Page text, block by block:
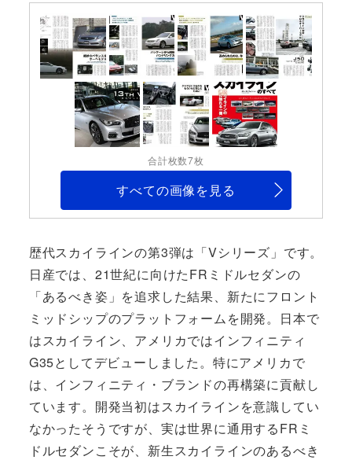
合計枚数7枚
すべての画像を見る
歴代スカイラインの第3弾は「Vシリーズ」です。
日産では、21世紀に向けたFRミドルセダンの
「あるべき姿」を追求した結果、新たにフロント
ミッドシップのプラットフォームを開発。日本で
はスカイライン、アメリカではインフィニティ
G35としてデビューしました。特にアメリカで
は、インフィニティ・ブランドの再構築に貢献し
ています。開発当初はスカイラインを意識してい
なかったそうですが、実は世界に通用するFRミ
ドルセダンこそが、新生スカイラインのあるべき